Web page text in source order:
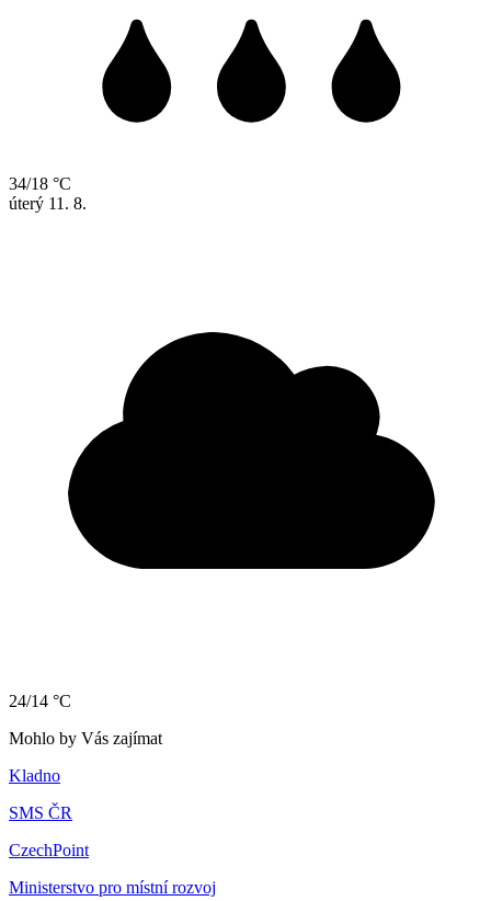
34/18 °C
úterý 11. 8.
24/14 °C
Mohlo by Vás zajímat
Kladno
SMS ČR
CzechPoint
Ministerstvo pro místní rozvoj